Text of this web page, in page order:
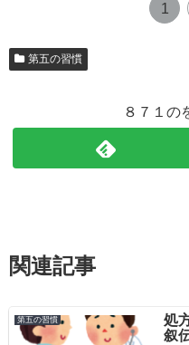
1
第五の習慣
８７１の
関連記事
第五の習慣
処
叙